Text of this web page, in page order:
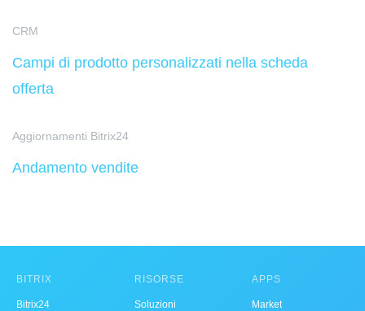
CRM
Campi di prodotto personalizzati nella scheda
offerta
Aggiornamenti Bitrix24
Andamento vendite
BITRIX
Bitrix24
RISORSE
Soluzioni
APPS
Market